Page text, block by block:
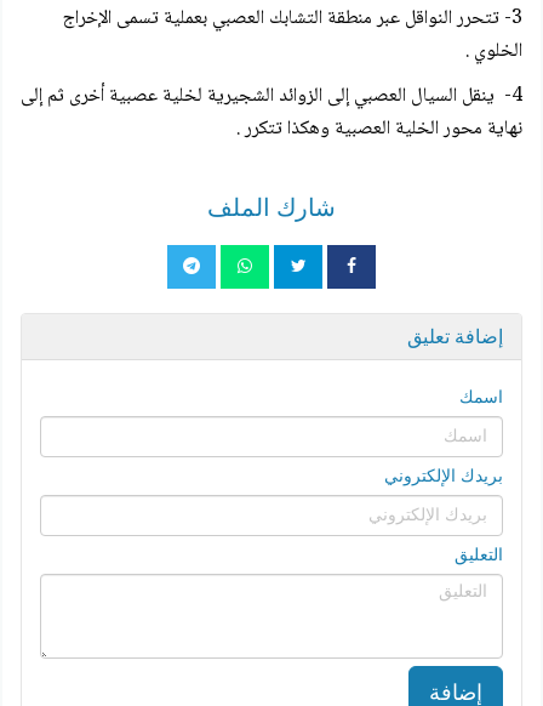
3- تتحرر النواقل عبر منطقة التشابك العصبي بعملية تسمى الإخراج
الخلوي .
4- ينقل السيال العصبي إلى الزوائد الشجيرية لخلية عصبية أخرى ثم إلى
نهاية محور الخلية العصبية وهكذا تتكرر .
شارك الملف
إضافة تعليق
اسمك
بريدك الإلكتروني
التعليق
إضافة